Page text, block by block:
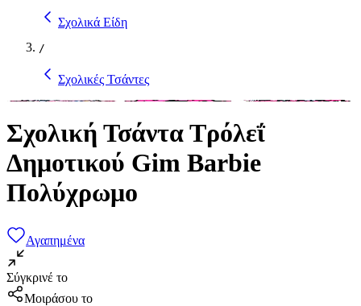
Σχολικά Είδη
/
Σχολικές Τσάντες
Σχολική Τσάντα Τρόλεΐ
Δημοτικού Gim Barbie
Πολύχρωμο
Αγαπημένα
Σύγκρινέ το
Μοιράσου το